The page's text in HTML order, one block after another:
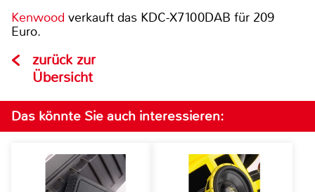
Kenwood verkauft das KDC-X7100DAB für 209
Euro.
zurück zur
Übersicht
Das könnte Sie auch interessieren: